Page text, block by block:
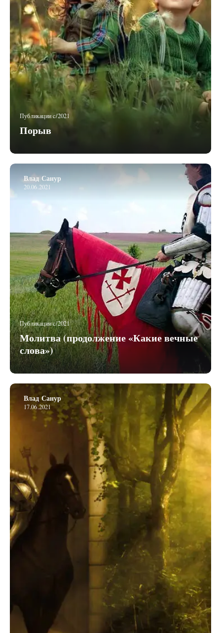
Публикации c/2021
Порыв
Публикации c/2021
Молитва (продолжение «Какие вечные
слова»)
Влад Санур
20.06.2021
Влад Санур
17.06.2021